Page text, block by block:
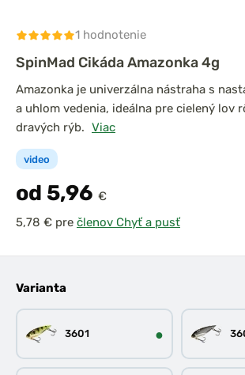
1 hodnotenie
SpinMad Cikáda Amazonka 4g
video
Amazonka je univerzálna nástraha s
a uhlom vedenia, ideálna pre cielený lov
dravých rýb. Viac
od 5,96 €
pre členov Chyť a pusť
Varianta
3601 ●